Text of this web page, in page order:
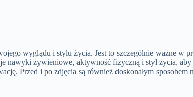
wyglądu i stylu życia. Jest to szczególnie ważne w
nawyki żywieniowe, aktywność fizyczną i styl życia,
Przed i po zdjęcia są również doskonałym